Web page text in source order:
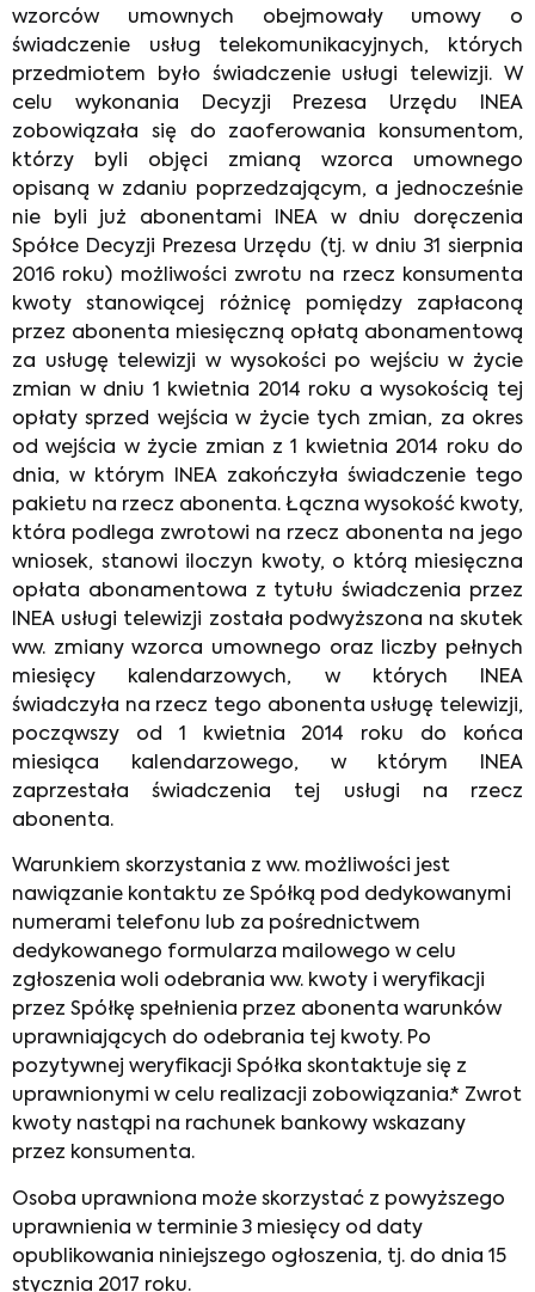
wzorców umownych obejmowały umowy o
świadczenie usług telekomunikacyjnych, których
przedmiotem było świadczenie usługi telewizji. W
celu wykonania Decyzji Prezesa Urzędu INEA
zobowiązała się do zaoferowania konsumentom,
którzy byli objęci zmianą wzorca umownego
opisaną w zdaniu poprzedzającym, a jednocześnie
nie byli już abonentami INEA w dniu doręczenia
Spółce Decyzji Prezesa Urzędu (tj. w dniu 31 sierpnia
2016 roku) możliwości zwrotu na rzecz konsumenta
kwoty stanowiącej różnicę pomiędzy zapłaconą
przez abonenta miesięczną opłatą abonamentową
za usługę telewizji w wysokości po wejściu w życie
zmian w dniu 1 kwietnia 2014 roku a wysokością tej
opłaty sprzed wejścia w życie tych zmian, za okres
od wejścia w życie zmian z 1 kwietnia 2014 roku do
dnia, w którym INEA zakończyła świadczenie tego
pakietu na rzecz abonenta. Łączna wysokość kwoty,
która podlega zwrotowi na rzecz abonenta na jego
wniosek, stanowi iloczyn kwoty, o którą miesięczna
opłata abonamentowa z tytułu świadczenia przez
INEA usługi telewizji została podwyższona na skutek
ww. zmiany wzorca umownego oraz liczby pełnych
miesięcy kalendarzowych, w których INEA
świadczyła na rzecz tego abonenta usługę telewizji,
począwszy od 1 kwietnia 2014 roku do końca
miesiąca kalendarzowego, w którym INEA
zaprzestała świadczenia tej usługi na rzecz
abonenta.
Warunkiem skorzystania z ww. możliwości jest
nawiązanie kontaktu ze Spółką pod dedykowanymi
numerami telefonu lub za pośrednictwem
dedykowanego formularza mailowego w celu
zgłoszenia woli odebrania ww. kwoty i weryfikacji
przez Spółkę spełnienia przez abonenta warunków
uprawniających do odebrania tej kwoty. Po
pozytywnej weryfikacji Spółka skontaktuje się z
uprawnionymi w celu realizacji zobowiązania.* Zwrot
kwoty nastąpi na rachunek bankowy wskazany
przez konsumenta.
Osoba uprawniona może skorzystać z powyższego
uprawnienia w terminie 3 miesięcy od daty
opublikowania niniejszego ogłoszenia, tj. do dnia 15
stycznia 2017 roku.